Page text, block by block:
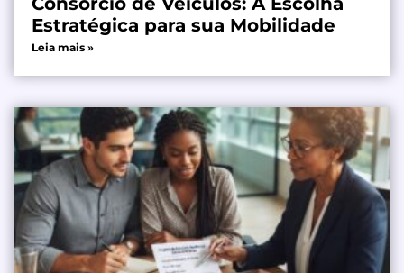
Estratégica para sua Mobilidade
Leia mais »